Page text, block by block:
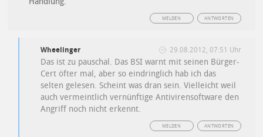
ANTWORTEN
MELDEN
Wheelinger 29.08.2012, 07:51 Uhr
Das ist zu pauschal. Das BSI warnt mit seinen Bürger-
Cert öfter mal, aber so eindringlich hab ich das
selten gelesen. Scheint was dran sein. Vielleicht weil
auch vermeintlich vernünftige Antivirensoftware den
Angriff noch nicht erkennt.
ANTWORTEN
MELDEN